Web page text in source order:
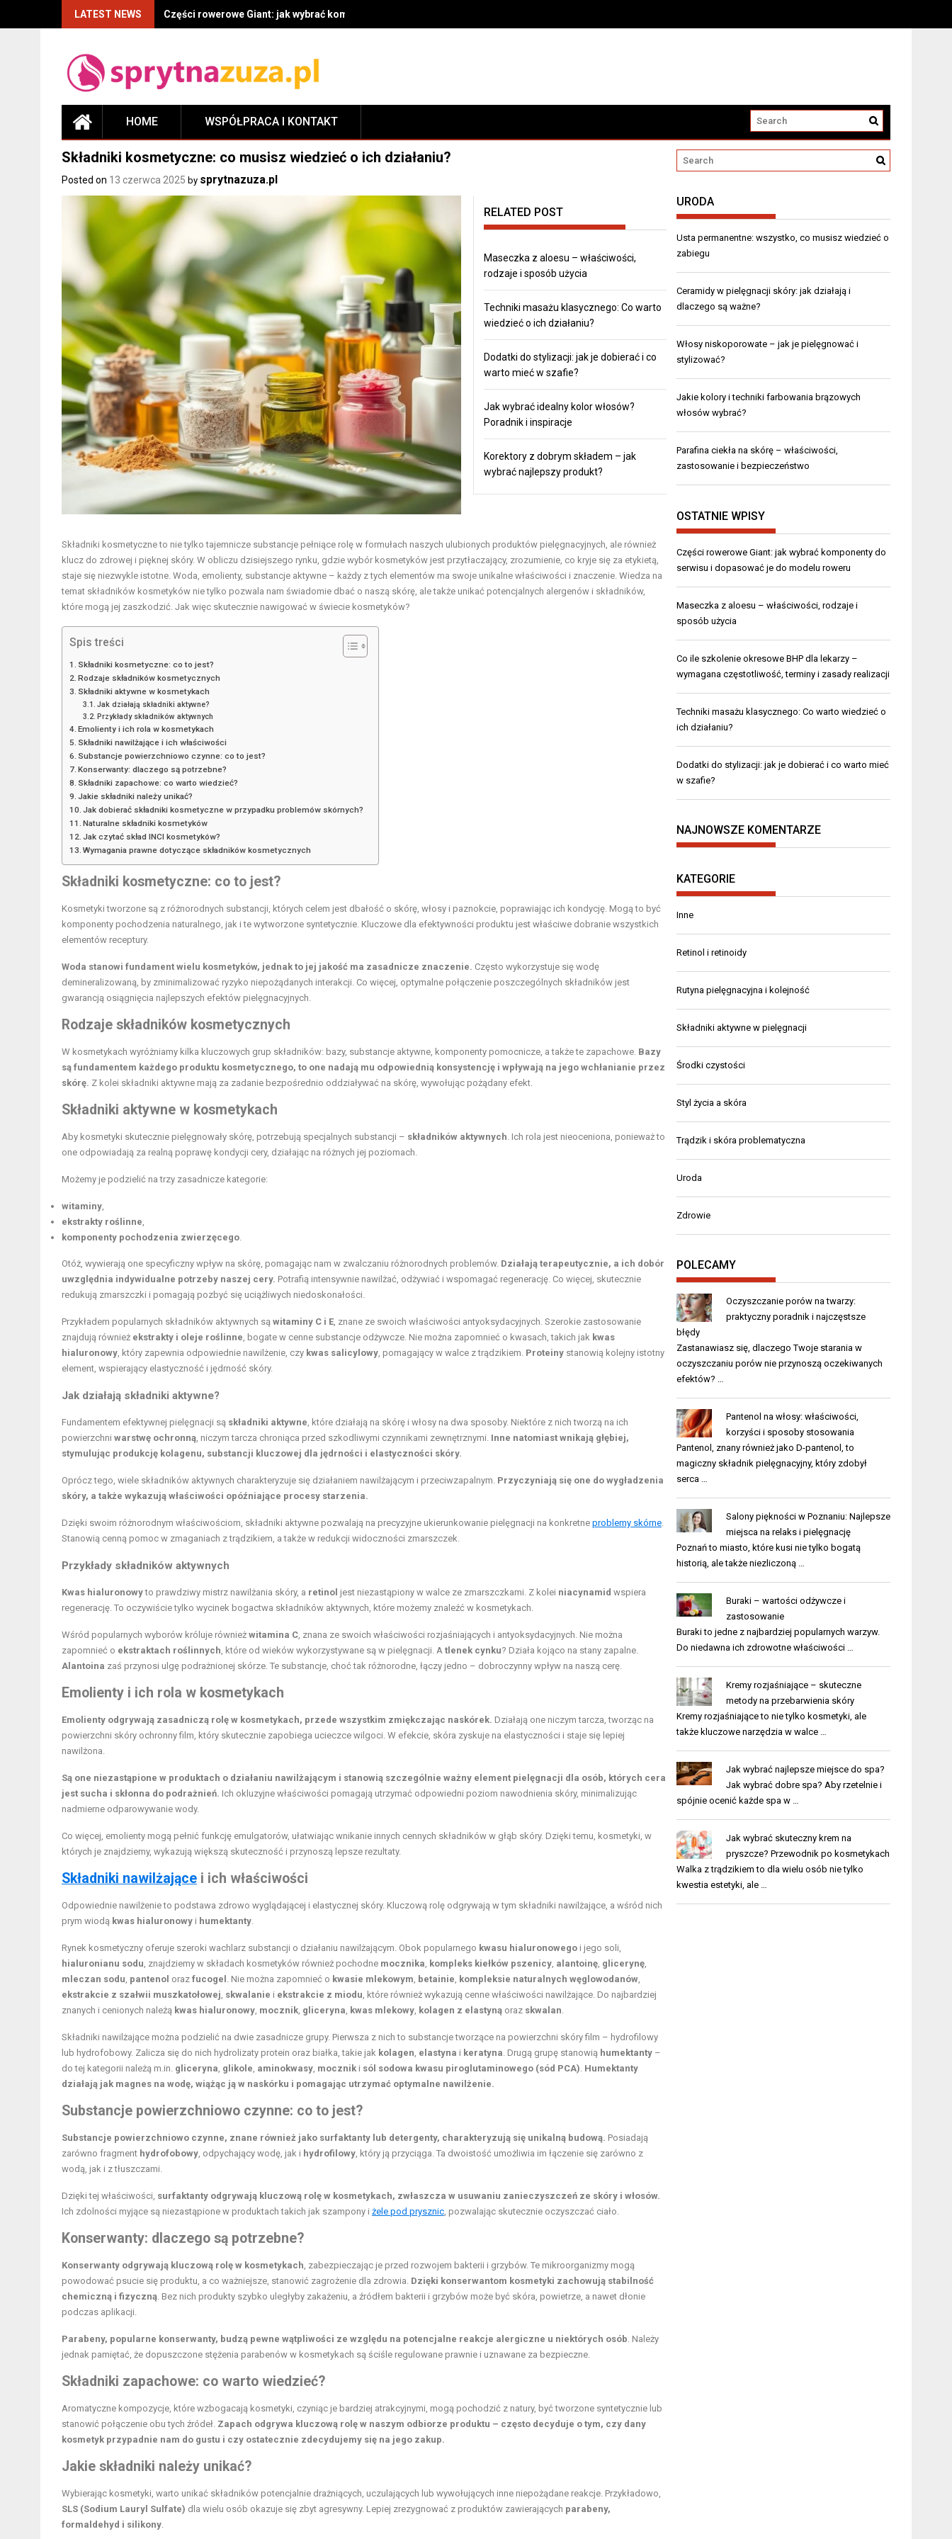
LATEST NEWS Części rowerowe Giant: jak wybrać komponenty do serwisu i dopasować je do modelu roweru
HOME WSPÓŁPRACA I KONTAKT
Składniki kosmetyczne: co musisz wiedzieć o ich działaniu?
Posted on 13 czerwca 2025 by sprytnazuza.pl
RELATED POST
Maseczka z aloesu – właściwości,
rodzaje i sposób użycia
Techniki masażu klasycznego: Co warto
wiedzieć o ich działaniu?
Dodatki do stylizacji: jak je dobierać i co
warto mieć w szafie?
Jak wybrać idealny kolor włosów?
Poradnik i inspiracje
Korektory z dobrym składem – jak
wybrać najlepszy produkt?
Składniki kosmetyczne to nie tylko tajemnicze substancje pełniące rolę w formułach naszych ulubionych produktów pielęgnacyjnych, ale również
klucz do zdrowej i pięknej skóry. W obliczu dzisiejszego rynku, gdzie wybór kosmetyków jest przytłaczający, zrozumienie, co kryje się za etykietą,
staje się niezwykle istotne. Woda, emolienty, substancje aktywne – każdy z tych elementów ma swoje unikalne właściwości i znaczenie. Wiedza na
temat składników kosmetyków nie tylko pozwala nam świadomie dbać o naszą skórę, ale także unikać potencjalnych alergenów i składników,
które mogą jej zaszkodzić. Jak więc skutecznie nawigować w świecie kosmetyków?
Spis treści
Składniki kosmetyczne: co to jest?
Rodzaje składników kosmetycznych
Składniki aktywne w kosmetykach
Jak działają składniki aktywne?
Przykłady składników aktywnych
Emolienty i ich rola w kosmetykach
Składniki nawilżające i ich właściwości
Substancje powierzchniowo czynne: co to jest?
Konserwanty: dlaczego są potrzebne?
Składniki zapachowe: co warto wiedzieć?
Jakie składniki należy unikać?
Jak dobierać składniki kosmetyczne w przypadku problemów skórnych?
Naturalne składniki kosmetyków
Jak czytać skład INCI kosmetyków?
Wymagania prawne dotyczące składników kosmetycznych
Składniki kosmetyczne: co to jest?
Kosmetyki tworzone są z różnorodnych substancji, których celem jest dbałość o skórę, włosy i paznokcie, poprawiając ich kondycję. Mogą to być
komponenty pochodzenia naturalnego, jak i te wytworzone syntetycznie. Kluczowe dla efektywności produktu jest właściwe dobranie wszystkich
elementów receptury.
Woda stanowi fundament wielu kosmetyków, jednak to jej jakość ma zasadnicze znaczenie. Często wykorzystuje się wodę
demineralizowaną, by zminimalizować ryzyko niepożądanych interakcji. Co więcej, optymalne połączenie poszczególnych składników jest
gwarancją osiągnięcia najlepszych efektów pielęgnacyjnych.
Rodzaje składników kosmetycznych
W kosmetykach wyróżniamy kilka kluczowych grup składników: bazy, substancje aktywne, komponenty pomocnicze, a także te zapachowe. Bazy
są fundamentem każdego produktu kosmetycznego, to one nadają mu odpowiednią konsystencję i wpływają na jego wchłanianie przez
skórę. Z kolei składniki aktywne mają za zadanie bezpośrednio oddziaływać na skórę, wywołując pożądany efekt.
Składniki aktywne w kosmetykach
Aby kosmetyki skutecznie pielęgnowały skórę, potrzebują specjalnych substancji – składników aktywnych. Ich rola jest nieoceniona, ponieważ to
one odpowiadają za realną poprawę kondycji cery, działając na różnych jej poziomach.
Możemy je podzielić na trzy zasadnicze kategorie:
witaminy,
ekstrakty roślinne,
komponenty pochodzenia zwierzęcego.
Otóż, wywierają one specyficzny wpływ na skórę, pomagając nam w zwalczaniu różnorodnych problemów. Działają terapeutycznie, a ich dobór
uwzględnia indywidualne potrzeby naszej cery. Potrafią intensywnie nawilżać, odżywiać i wspomagać regenerację. Co więcej, skutecznie
redukują zmarszczki i pomagają pozbyć się uciążliwych niedoskonałości.
Przykładem popularnych składników aktywnych są witaminy C i E, znane ze swoich właściwości antyoksydacyjnych. Szerokie zastosowanie
znajdują również ekstrakty i oleje roślinne, bogate w cenne substancje odżywcze. Nie można zapomnieć o kwasach, takich jak kwas
hialuronowy, który zapewnia odpowiednie nawilżenie, czy kwas salicylowy, pomagający w walce z trądzikiem. Proteiny stanowią kolejny istotny
element, wspierający elastyczność i jędrność skóry.
Jak działają składniki aktywne?
Fundamentem efektywnej pielęgnacji są składniki aktywne, które działają na skórę i włosy na dwa sposoby. Niektóre z nich tworzą na ich
powierzchni warstwę ochronną, niczym tarcza chroniąca przed szkodliwymi czynnikami zewnętrznymi. Inne natomiast wnikają głębiej,
stymulując produkcję kolagenu, substancji kluczowej dla jędrności i elastyczności skóry.
Oprócz tego, wiele składników aktywnych charakteryzuje się działaniem nawilżającym i przeciwzapalnym. Przyczyniają się one do wygładzenia
skóry, a także wykazują właściwości opóźniające procesy starzenia.
Dzięki swoim różnorodnym właściwościom, składniki aktywne pozwalają na precyzyjne ukierunkowanie pielęgnacji na konkretne problemy skórne.
Stanowią cenną pomoc w zmaganiach z trądzikiem, a także w redukcji widoczności zmarszczek.
Przykłady składników aktywnych
Kwas hialuronowyto prawdziwy mistrz nawilżania skóry, a retinol jest niezastąpiony w walce ze zmarszczkami. Z kolei niacynamid wspiera
regenerację. To oczywiście tylko wycinek bogactwa składników aktywnych, które możemy znaleźć w kosmetykach.
Wśród popularnych wyborów króluje również witamina C, znana ze swoich właściwości rozjaśniających i antyoksydacyjnych. Nie można
zapomnieć o ekstraktach roślinnych, które od wieków wykorzystywane są w pielęgnacji. A tlenek cynku? Działa kojąco na stany zapalne.
Alantoina zaś przynosi ulgę podrażnionej skórze. Te substancje, choć tak różnorodne, łączy jedno – dobroczynny wpływ na naszą cerę.
Emolienty i ich rola w kosmetykach
Emolienty odgrywają zasadniczą rolę w kosmetykach, przede wszystkim zmiękczając naskórek. Działają one niczym tarcza, tworząc na
powierzchni skóry ochronny film, który skutecznie zapobiega ucieczce wilgoci. W efekcie, skóra zyskuje na elastyczności i staje się lepiej
nawilżona.
Są one niezastąpione w produktach o działaniu nawilżającym i stanowią szczególnie ważny element pielęgnacji dla osób, których cera
jest sucha i skłonna do podrażnień. Ich okluzyjne właściwości pomagają utrzymać odpowiedni poziom nawodnienia skóry, minimalizując
nadmierne odparowywanie wody.
Co więcej, emolienty mogą pełnić funkcję emulgatorów, ułatwiając wnikanie innych cennych składników w głąb skóry. Dzięki temu, kosmetyki, w
których je znajdziemy, wykazują większą skuteczność i przynoszą lepsze rezultaty.
Składniki nawilżające i ich właściwości
Odpowiednie nawilżenie to podstawa zdrowo wyglądającej i elastycznej skóry. Kluczową rolę odgrywają w tym składniki nawilżające, a wśród nich
prym wiodą kwas hialuronowy i humektanty.
Rynek kosmetyczny oferuje szeroki wachlarz substancji o działaniu nawilżającym. Obok popularnego kwasu hialuronowego i jego soli,
hialuronianu sodu, znajdziemy w składach kosmetyków również pochodne mocznika, kompleks kiełków pszenicy, alantoinę, glicerynę,
mleczan sodu, pantenol oraz fucogel . Nie można zapomnieć o kwasie mlekowym, betainie, kompleksie naturalnych węglowodanów,
ekstrakcie z szałwii muszkatołowej, skwalanie i ekstrakcie z miodu, które również wykazują cenne właściwości nawilżające. Do najbardziej
znanych i cenionych należą kwas hialuronowy, mocznik, gliceryna, kwas mlekowy, kolagen z elastyną oraz skwalan.
Składniki nawilżające można podzielić na dwie zasadnicze grupy. Pierwsza z nich to substancje tworzące na powierzchni skóry film – hydrofilowy
lub hydrofobowy. Zalicza się do nich hydrolizaty protein oraz białka, takie jak kolagen, elastyna i keratyna. Drugą grupę stanowią humektanty –
do tej kategorii należą m.in. gliceryna, glikole, aminokwasy, mocznik i sól sodowa kwasu piroglutaminowego (sód PCA). Humektanty
działają jak magnes na wodę, wiążąc ją w naskórku i pomagając utrzymać optymalne nawilżenie.
Substancje powierzchniowo czynne: co to jest?
Substancje powierzchniowo czynne, znane również jako surfaktanty lub detergenty, charakteryzują się unikalną budową. Posiadają
zarówno fragment hydrofobowy, odpychający wodę, jak i hydrofilowy, który ją przyciąga. Ta dwoistość umożliwia im łączenie się zarówno z
wodą, jak i z tłuszczami.
Dzięki tej właściwości, surfaktanty odgrywają kluczową rolę w kosmetykach, zwłaszcza w usuwaniu zanieczyszczeń ze skóry i włosów.
Ich zdolności myjące są niezastąpione w produktach takich jak szampony i żele pod prysznic, pozwalając skutecznie oczyszczać ciało.
Konserwanty: dlaczego są potrzebne?
Konserwanty odgrywają kluczową rolę w kosmetykach, zabezpieczając je przed rozwojem bakterii i grzybów. Te mikroorganizmy mogą
powodować psucie się produktu, a co ważniejsze, stanowić zagrożenie dla zdrowia. Dzięki konserwantom kosmetyki zachowują stabilność
chemiczną i fizyczną. Bez nich produkty szybko uległyby zakażeniu, a źródłem bakterii i grzybów może być skóra, powietrze, a nawet dłonie
podczas aplikacji.
Parabeny, popularne konserwanty, budzą pewne wątpliwości ze względu na potencjalne reakcje alergiczne u niektórych osób. Należy
jednak pamiętać, że dopuszczone stężenia parabenów w kosmetykach są ściśle regulowane prawnie i uznawane za bezpieczne.
Składniki zapachowe: co warto wiedzieć?
Aromatyczne kompozycje, które wzbogacają kosmetyki, czyniąc je bardziej atrakcyjnymi, mogą pochodzić z natury, być tworzone syntetycznie lub
stanowić połączenie obu tych źródeł. Zapach odgrywa kluczową rolę w naszym odbiorze produktu – często decyduje o tym, czy dany
kosmetyk przypadnie nam do gustu i czy ostatecznie zdecydujemy się na jego zakup.
Jakie składniki należy unikać?
Wybierając kosmetyki, warto unikać składników potencjalnie drażniących, uczulających lub wywołujących inne niepożądane reakcje. Przykładowo,
SLS (Sodium Lauryl Sulfate) dla wielu osób okazuje się zbyt agresywny. Lepiej zrezygnować z produktów zawierających parabeny,
formaldehyd i silikony.
URODA
Usta permanentne: wszystko, co musisz wiedzieć o
zabiegu
Ceramidy w pielęgnacji skóry: jak działają i
dlaczego są ważne?
Włosy niskoporowate – jak je pielęgnować i
stylizować?
Jakie kolory i techniki farbowania brązowych
włosów wybrać?
Parafina ciekła na skórę – właściwości,
zastosowanie i bezpieczeństwo
OSTATNIE WPISY
Części rowerowe Giant: jak wybrać komponenty do
serwisu i dopasować je do modelu roweru
Maseczka z aloesu – właściwości, rodzaje i
sposób użycia
Co ile szkolenie okresowe BHP dla lekarzy –
wymagana częstotliwość, terminy i zasady realizacji
Techniki masażu klasycznego: Co warto wiedzieć o
ich działaniu?
Dodatki do stylizacji: jak je dobierać i co warto mieć
w szafie?
NAJNOWSZE KOMENTARZE
KATEGORIE
Inne
Retinol i retinoidy
Rutyna pielęgnacyjna i kolejność
Składniki aktywne w pielęgnacji
Środki czystości
Styl życia a skóra
Trądzik i skóra problematyczna
Uroda
Zdrowie
POLECAMY
Oczyszczanie porów na twarzy:
praktyczny poradnik i najczęstsze
błędy
Zastanawiasz się, dlaczego Twoje starania w
oczyszczaniu porów nie przynoszą oczekiwanych
efektów? …
Pantenol na włosy: właściwości,
korzyści i sposoby stosowania
Pantenol, znany również jako D-pantenol, to
magiczny składnik pielęgnacyjny, który zdobył
serca …
Salony piękności w Poznaniu: Najlepsze
miejsca na relaks i pielęgnację
Poznań to miasto, które kusi nie tylko bogatą
historią, ale także niezliczoną …
Buraki – wartości odżywcze i
zastosowanie
Buraki to jedne z najbardziej popularnych warzyw.
Do niedawna ich zdrowotne właściwości …
Kremy rozjaśniające – skuteczne
metody na przebarwienia skóry
Kremy rozjaśniające to nie tylko kosmetyki, ale
także kluczowe narzędzia w walce …
Jak wybrać najlepsze miejsce do spa?
Jak wybrać dobre spa? Aby rzetelnie i
spójnie ocenić każde spa w …
Jak wybrać skuteczny krem na
pryszcze? Przewodnik po kosmetykach
Walka z trądzikiem to dla wielu osób nie tylko
kwestia estetyki, ale …